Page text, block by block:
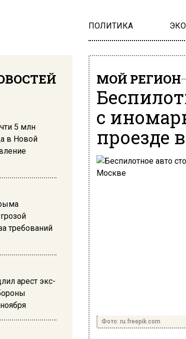
ПОЛИТИКА
5 млн
в Новой
требований
арест экс-
МОЙ РЕГИОН
с
проезде
Фото: ru.freepik.com